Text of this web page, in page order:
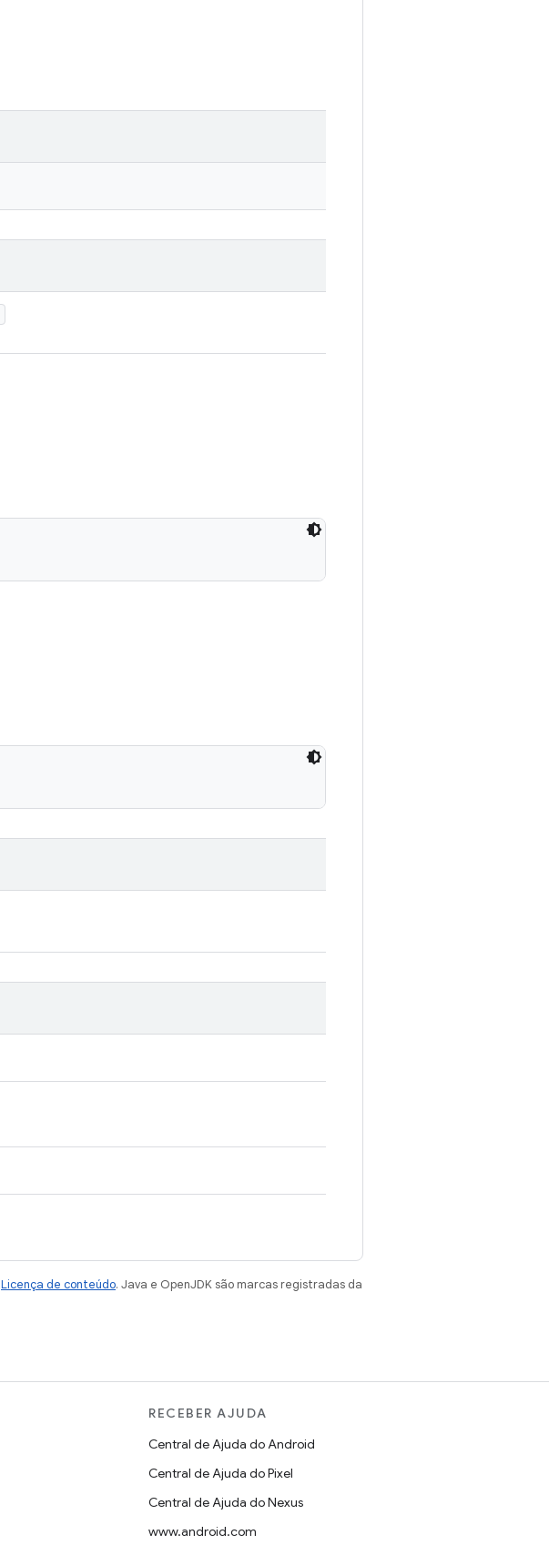
Licença de conteúdo. Java e OpenJDK são marcas registradas da
RECEBER AJUDA
Central de Ajuda do Android
Central de Ajuda do Pixel
Central de Ajuda do Nexus
www.android.com